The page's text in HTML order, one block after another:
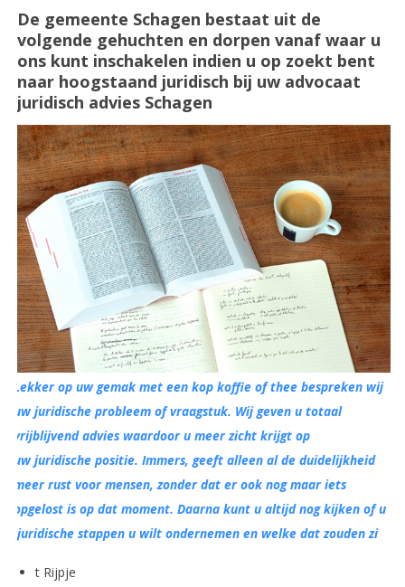
De gemeente Schagen bestaat uit de
volgende gehuchten en dorpen vanaf waar u
ons kunt inschakelen indien u op zoekt bent
naar hoogstaand juridisch bij uw advocaat
juridisch advies Schagen
Lekker op uw gemak met een kop koffie of thee bespreken wij
uw juridische probleem of vraagstuk. Wij geven u totaal
vrijblijvend advies waardoor u meer zicht krijgt op
uw juridische positie. Immers, geeft alleen al de duidelijkheid
meer rust voor mensen, zonder dat er ook nog maar iets
opgelost is op dat moment. Daarna kunt u altijd nog kijken of u
juridische stappen u wilt ondernemen en welke dat zouden zi
t Rijpje